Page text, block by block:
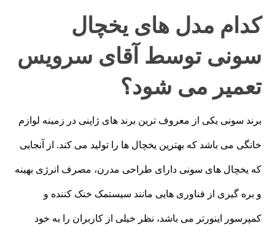
کدام مدل های یخچال
سونی توسط آقای سرویس
تعمیر می شود؟
برند سونی یکی از معروف ترین برند های ژاپنی در زمینه لوازم
خانگی می باشد که بهترین یخچال ها را تولید می کند. از آنجایی
که یخچال های سونی دارای طراحی مدرن، مصرف انرژی بهینه
و بره گیری از فناوری هایی مانند سیستمک خنک کننده و
کمپرسور اینورتر می باشد، نظر خیلی از کاربران را به خود